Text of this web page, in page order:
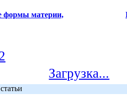
формы материи,
Загрузка...